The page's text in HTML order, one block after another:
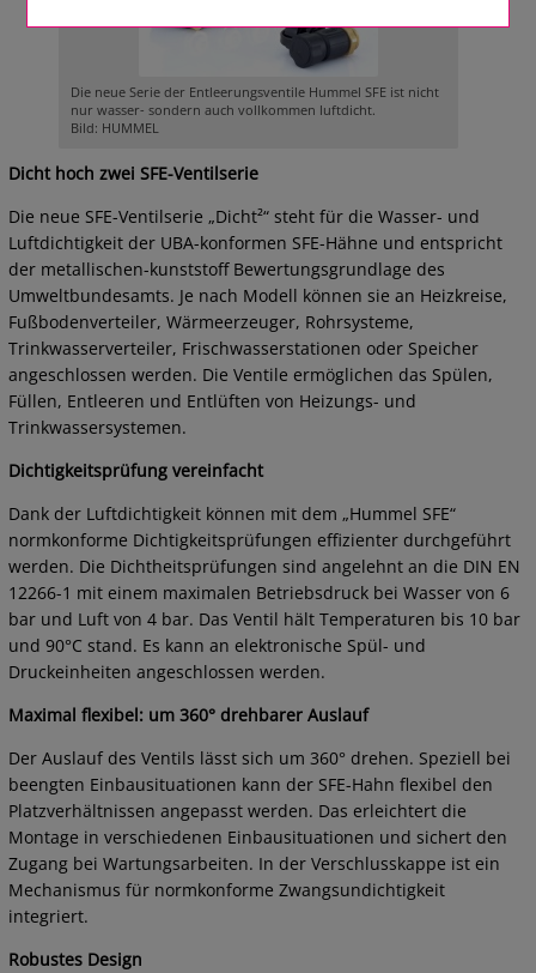
Die neue Serie der Entleerungsventile Hummel SFE ist nicht
nur wasser- sondern auch vollkommen luftdicht.
Bild: HUMMEL
Dicht hoch zwei SFE-Ventilserie
Die neue SFE-Ventilserie „Dicht²“ steht für die Wasser- und
Luftdichtigkeit der UBA-konformen SFE-Hähne und entspricht
der metallischen-kunststoff Bewertungsgrundlage des
Umweltbundesamts. Je nach Modell können sie an Heizkreise,
Fußbodenverteiler, Wärmeerzeuger, Rohrsysteme,
Trinkwasserverteiler, Frischwasserstationen oder Speicher
angeschlossen werden. Die Ventile ermöglichen das Spülen,
Füllen, Entleeren und Entlüften von Heizungs- und
Trinkwassersystemen.
Dichtigkeitsprüfung vereinfacht
Dank der Luftdichtigkeit können mit dem „Hummel SFE“
normkonforme Dichtigkeitsprüfungen effizienter durchgeführt
werden. Die Dichtheitsprüfungen sind angelehnt an die DIN EN
12266-1 mit einem maximalen Betriebsdruck bei Wasser von 6
bar und Luft von 4 bar. Das Ventil hält Temperaturen bis 10 bar
und 90°C stand. Es kann an elektronische Spül- und
Druckeinheiten angeschlossen werden.
Maximal flexibel: um 360° drehbarer Auslauf
Der Auslauf des Ventils lässt sich um 360° drehen. Speziell bei
beengten Einbausituationen kann der SFE-Hahn flexibel den
Platzverhältnissen angepasst werden. Das erleichtert die
Montage in verschiedenen Einbausituationen und sichert den
Zugang bei Wartungsarbeiten. In der Verschlusskappe ist ein
Mechanismus für normkonforme Zwangsundichtigkeit
integriert.
Robustes Design